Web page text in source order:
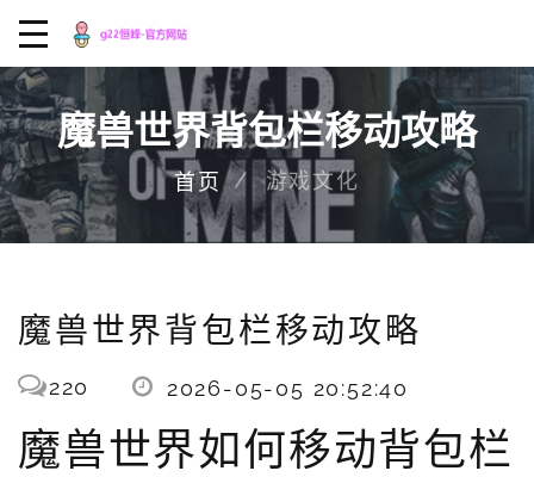
魔兽世界背包栏移动攻略
首页 游戏文化
魔兽世界背包栏移动攻略
220 2026-05-05 20:52:40
魔兽世界如何移动背包栏